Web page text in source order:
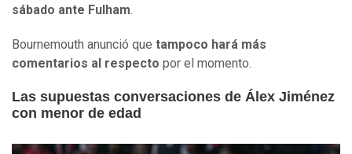
sábado ante Fulham.
Bournemouth anunció que tampoco hará más
comentarios al respecto por el momento.
Las supuestas conversaciones de Álex Jiménez
con menor de edad